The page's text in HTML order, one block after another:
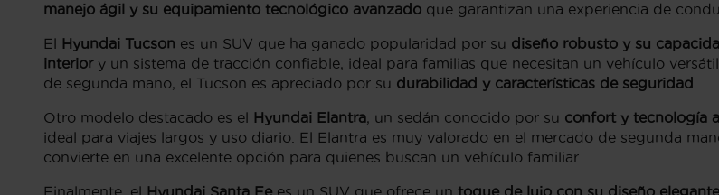
manejo ágil y su equipamiento tecnológico avanzado que garantizan una experiencia de
El Hyundai Tucson es un SUV que ha ganado popularidad por su diseño robusto y su
interiory un sistema de tracción confiable, ideal para familias que necesitan un vehículo
de segunda mano, el Tucson es apreciado por su durabilidad y características de seguridad
Otro modelo destacado es el Hyundai Elantra, un sedán conocido por su confort y tecnología
ideal para viajes largos y uso diario. El Elantra es muy valorado en el mercado de segunda
convierte en una excelente opción para quienes buscan un vehículo familiar.
Finalmente, el Hyundai Santa Fe es un SUV que ofrece un toque de lujo con su diseño